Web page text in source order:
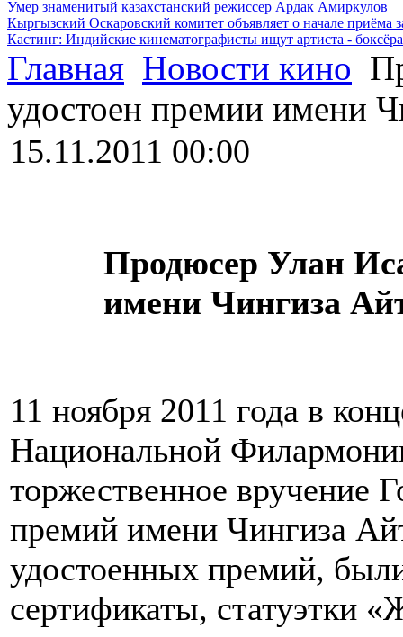
Умер знаменитый казахстанский режиссер Ардак Амиркулов
Кыргызский Оскаровский комитет объявляет о начале приёма
Кастинг: Индийские кинематографисты ищут артиста -
Главная Новости кино
удостоен премии имени
15.11.2011 00:00
Продюсер Улан
имени Чингиза
11 ноября 2011 года в
Национальной
торжественное вручение
премий имени Чингиза
удостоенных премий,
сертификаты, статуэтки